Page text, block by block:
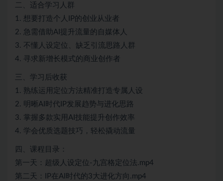
二、适合学习人群
1. 想要打造个人IP的创业从业者
2. 急需借助AI提升流量的自媒体人
3. 不懂人设定位、缺乏引流思路人群
4. 寻求新增长模式的商业创作者
三、学习后收获
1. 熟练运用定位方法精准打造专属人设
2. 明晰AI时代IP发展趋势与进化思路
3. 掌握多款实用AI技能提升创作效率
4. 学会优质选题技巧，轻松撬动流量
四、课程目录：
第一天：超级人设定位-九宫格定位法.mp4
第二天：IP在AI时代的3大进化方向.mp4